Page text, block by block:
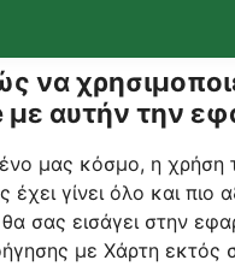
να
με αυτήν την
μας κόσμο, η χρήση
γίνει όλο και πιο
σας εισάγει στην
με Χάρτη εκτός